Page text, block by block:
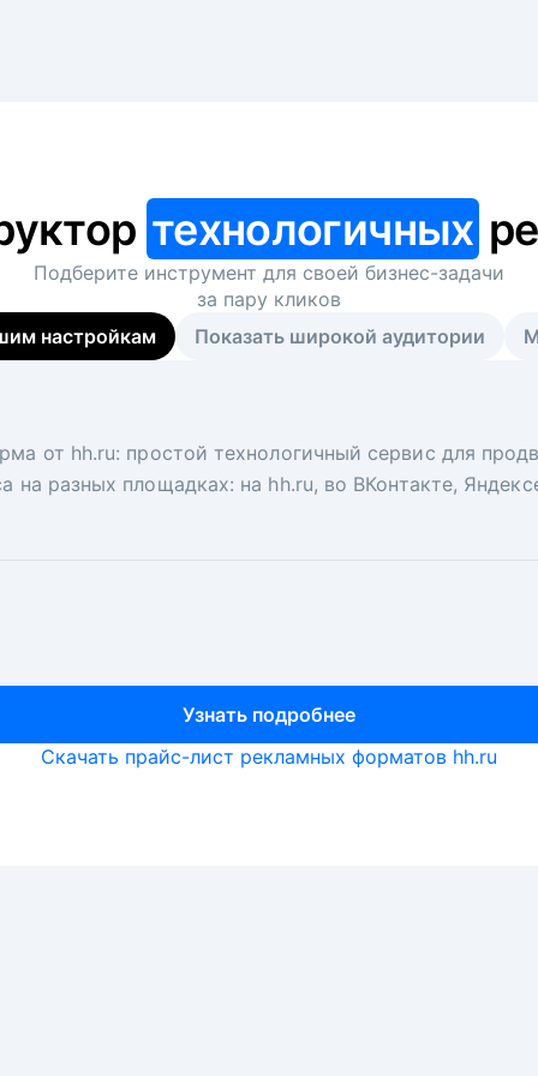
технологичных
Подберите инструмент для своей бизнес-задачи
за пару кликов
настройкам
Показать широкой аудитории
от hh.ru: простой технологичный сервис для
на разных площадках: на hh.ru, во ВКонтакте,
Узнать подробнее
вакансий на главной странице hh.ru.
ключ. Решите, сколько кандидатов и когда вам
рекрутеры и проектные менеджеры hh.ru с
Узнать подробнее
Скачать прайс-лист рекламных форматов hh.ru